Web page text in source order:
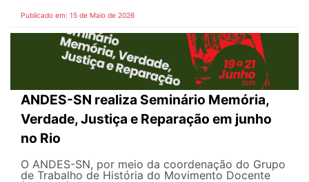
Publicado em: 15 de Maio de 2026
ANDES-SN realiza Seminário Memória,
Verdade, Justiça e Reparação em junho
no Rio
O ANDES-SN, por meio da coordenação do Grupo
de Trabalho de História do Movimento Docente